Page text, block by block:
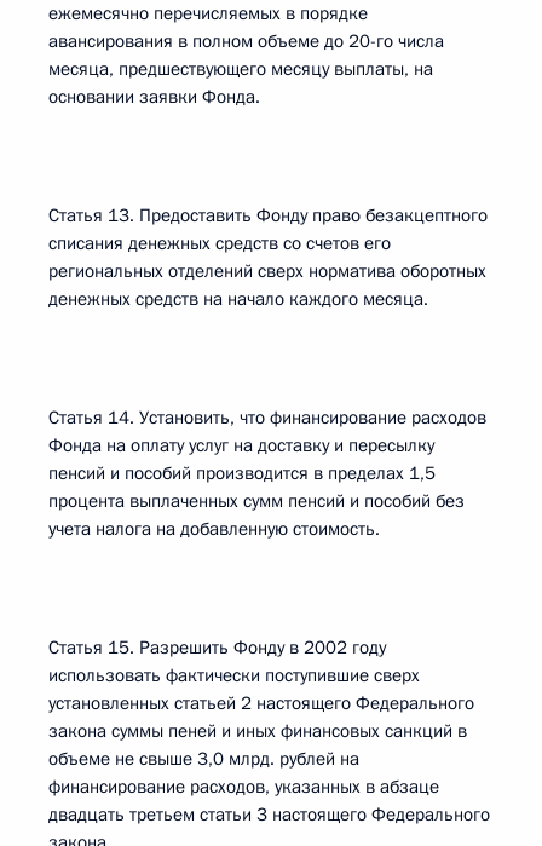
ежемесячно перечисляемых в порядке
авансирования в полном объеме до 20-го числа
месяца, предшествующего месяцу выплаты, на
основании заявки Фонда.
Статья 13. Предоставить Фонду право безакцептного
списания денежных средств со счетов его
региональных отделений сверх норматива оборотных
денежных средств на начало каждого месяца.
Статья 14. Установить, что финансирование расходов
Фонда на оплату услуг на доставку и пересылку
пенсий и пособий производится в пределах 1,5
процента выплаченных сумм пенсий и пособий без
учета налога на добавленную стоимость.
Статья 15. Разрешить Фонду в 2002 году
использовать фактически поступившие сверх
установленных статьей 2 настоящего Федерального
закона суммы пеней и иных финансовых санкций в
объеме не свыше 3,0 млрд. рублей на
финансирование расходов, указанных в абзаце
двадцать третьем статьи 3 настоящего Федерального